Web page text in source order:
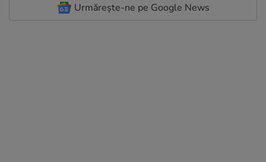
Urmărește-ne pe Google News